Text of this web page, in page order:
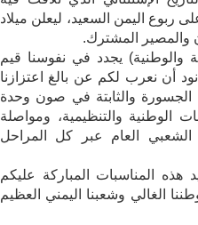
اليمن السعيد، ليعلن ميلاد
والمصير المشترك.
والوطنية) يجدد في نفوسنا قيم
أن نعرب لكم عن بالغ اعتزازنا
الجسورة والثابتة في صون وحدة
الوطنية والتنظيمية، ومواصلة
العام عبر كل المراحل
هذه المناسبات المباركة عليكم
الغالي وشعبنا اليمني العظيم